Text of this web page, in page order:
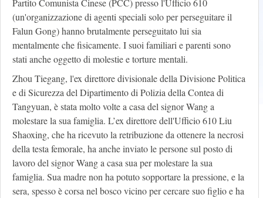
Partito Comunista Cinese (PCC) presso l'Ufficio 610
(un'organizzazione di agenti speciali solo per perseguitare il
Falun Gong) hanno brutalmente perseguitato lui sia
mentalmente che fisicamente. I suoi familiari e parenti sono
stati anche oggetto di molestie e torture mentali.
Zhou Tiegang, l'ex direttore divisionale della Divisione Politica
e di Sicurezza del Dipartimento di Polizia della Contea di
Tangyuan, è stata molto volte a casa del signor Wang a
molestare la sua famiglia. L’ex direttore dell'Ufficio 610 Liu
Shaoxing, che ha ricevuto la retribuzione da ottenere la necrosi
della testa femorale, ha anche inviato le persone sul posto di
lavoro del signor Wang a casa sua per molestare la sua
famiglia. Sua madre non ha potuto sopportare la pressione, e la
sera, spesso è corsa nel bosco vicino per cercare suo figlio e ha